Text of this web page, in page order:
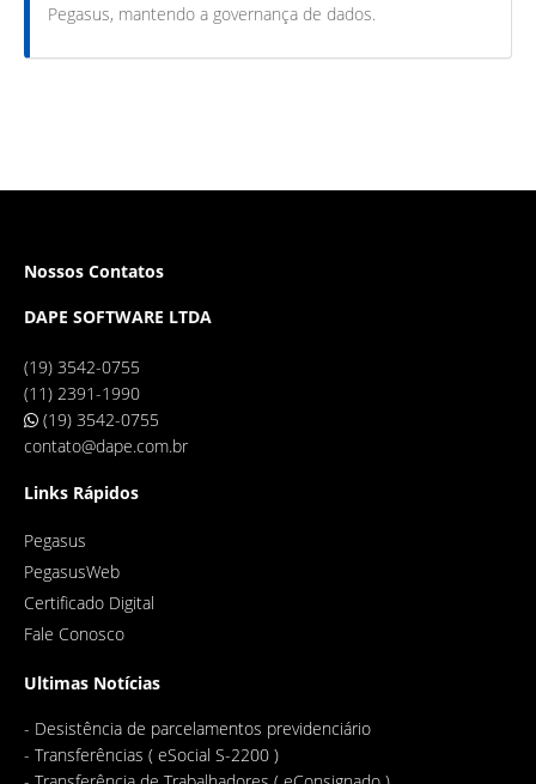
Pegasus, mantendo a governança de dados.
Nossos Contatos
DAPE SOFTWARE LTDA
(19) 3542-0755
(11) 2391-1990
(19) 3542-0755
contato@dape.com.br
Links Rápidos
Pegasus
PegasusWeb
Certificado Digital
Fale Conosco
Ultimas Notícias
- Desistência de parcelamentos previdenciário
- Transferências ( eSocial S-2200 )